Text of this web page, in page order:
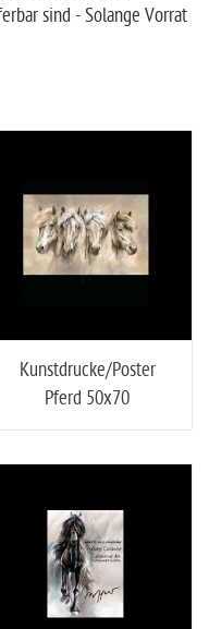
sind - Solange Vorrat
Kunstdrucke/Poster
Pferd 50x70